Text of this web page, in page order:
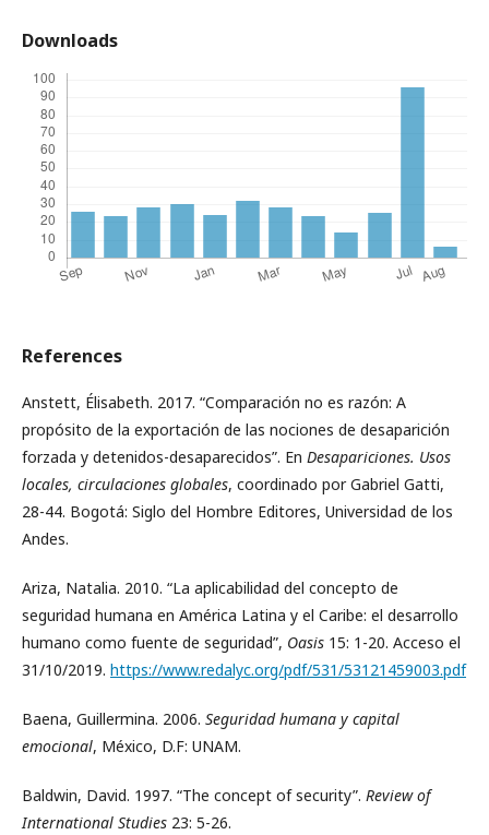
Downloads
References
Anstett, Élisabeth. 2017. “Comparación no es razón: A
propósito de la exportación de las nociones de desaparición
forzada y detenidos-desaparecidos”. En Desapariciones. Usos
locales, circulaciones globales, coordinado por Gabriel Gatti,
28-44. Bogotá: Siglo del Hombre Editores, Universidad de los
Andes.
Ariza, Natalia. 2010. “La aplicabilidad del concepto de
seguridad humana en América Latina y el Caribe: el desarrollo
humano como fuente de seguridad”, Oasis 15: 1-20. Acceso el
31/10/2019. https://www.redalyc.org/pdf/531/53121459003.pdf
Baena, Guillermina. 2006. Seguridad humana y capital
emocional, México, D.F: UNAM.
Baldwin, David. 1997. “The concept of security”. Review of
International Studies 23: 5-26.